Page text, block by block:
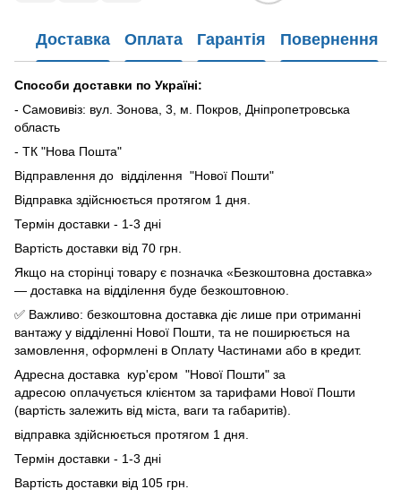
Доставка Оплата Гарантія Повернення
Способи доставки по Україні:
- Самовивіз: вул. Зонова, 3, м. Покров, Дніпропетровська
область
- ТК "Нова Пошта"
Відправлення до відділення "Нової Пошти"
Відправка здійснюється протягом 1 дня.
Термін доставки - 1-3 дні
Вартість доставки від 70 грн.
Якщо на сторінці товару є позначка «Безкоштовна доставка»
— доставка на відділення буде безкоштовною.
✅ Важливо: безкоштовна доставка діє лише при отриманні
вантажу у відділенні Нової Пошти, та не поширюється на
замовлення, оформлені в Оплату Частинами або в кредит.
Адресна доставка кур'єром "Нової Пошти" за
адресою оплачується клієнтом за тарифами Нової Пошти
(вартість залежить від міста, ваги та габаритів).
відправка здійснюється протягом 1 дня.
Термін доставки - 1-3 дні
Вартість доставки від 105 грн.